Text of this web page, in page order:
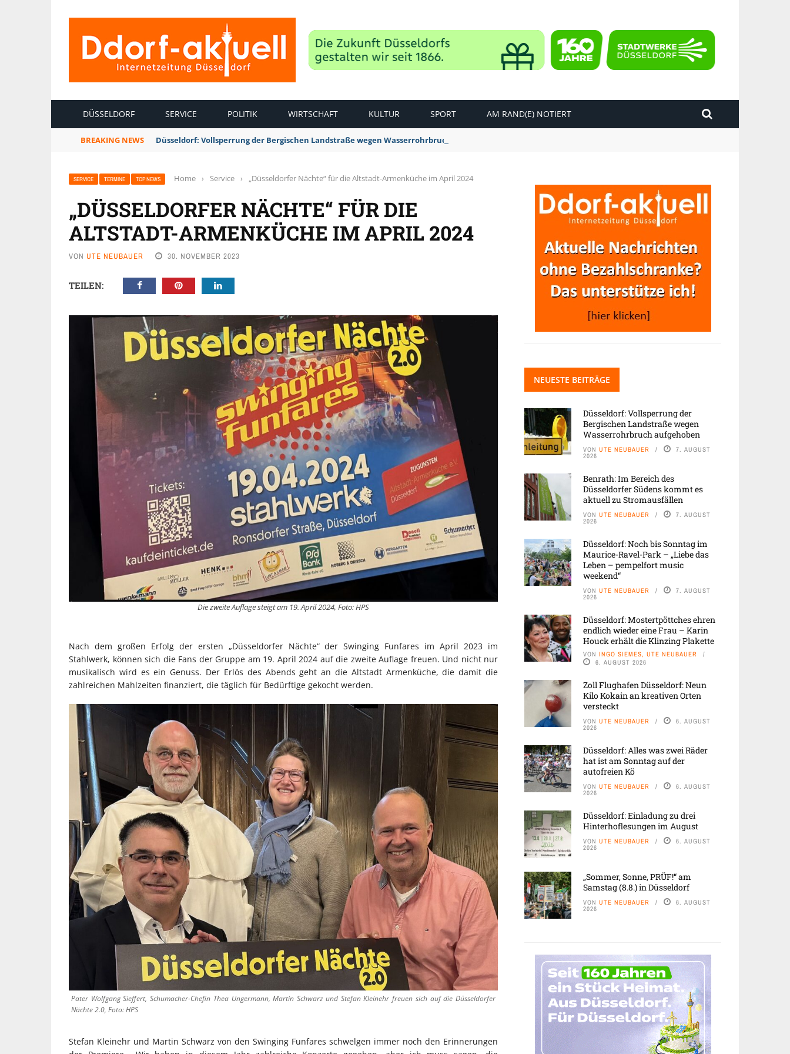
DÜSSELDORF SERVICE POLITIK WIRTSCHAFT KULTUR SPORT AM RAND(E) NOTIERT
BREAKING NEWS Düsseldorf: Vollsperrung der Bergischen Landstraße wegen Wasserrohrbruch aufgehoben
SERVICE TERMINE TOP NEWS Home › Service › „Düsseldorfer Nächte“ für die Altstadt-Armenküche im April 2024
„DÜSSELDORFER NÄCHTE“ FÜR DIE
ALTSTADT-ARMENKÜCHE IM APRIL 2024
VON UTE NEUBAUER 30. NOVEMBER 2023
TEILEN:
Die zweite Auflage steigt am 19. April 2024, Foto: HPS
Nach dem großen Erfolg der ersten „Düsseldorfer Nächte“ der Swinging Funfares im April 2023 im
Stahlwerk, können sich die Fans der Gruppe am 19. April 2024 auf die zweite Auflage freuen. Und nicht nur
musikalisch wird es ein Genuss. Der Erlös des Abends geht an die Altstadt Armenküche, die damit die
zahlreichen Mahlzeiten finanziert, die täglich für Bedürftige gekocht werden.
Pater Wolfgang Sieffert, Schumacher-Chefin Thea Ungermann, Martin Schwarz und Stefan Kleinehr freuen sich auf die Düsseldorfer
Nächte 2.0, Foto: HPS
Stefan Kleinehr und Martin Schwarz von den Swinging Funfares schwelgen immer noch den Erinnerungen
NEUESTE BEITRÄGE
Düsseldorf: Vollsperrung der
Bergischen Landstraße wegen
Wasserrohrbruch aufgehoben
VON UTE NEUBAUER 7. AUGUST
2026
Benrath: Im Bereich des
Düsseldorfer Südens kommt es
aktuell zu Stromausfällen
VON UTE NEUBAUER 7. AUGUST
2026
Düsseldorf: Noch bis Sonntag im
Maurice-Ravel-Park – „Liebe das
Leben – pempelfort music
weekend“
VON UTE NEUBAUER 7. AUGUST
2026
Düsseldorf: Mostertpöttches ehren
endlich wieder eine Frau – Karin
Houck erhält die Klinzing Plakette
VON INGO SIEMES, UTE NEUBAUER
6. AUGUST 2026
Zoll Flughafen Düsseldorf: Neun
Kilo Kokain an kreativen Orten
versteckt
VON UTE NEUBAUER 6. AUGUST
2026
Düsseldorf: Alles was zwei Räder
hat ist am Sonntag auf der
autofreien Kö
VON UTE NEUBAUER 6. AUGUST
2026
Düsseldorf: Einladung zu drei
Hinterhoflesungen im August
VON UTE NEUBAUER 6. AUGUST
2026
„Sommer, Sonne, PRÜF!“ am
Samstag (8.8.) in Düsseldorf
VON UTE NEUBAUER 6. AUGUST
2026